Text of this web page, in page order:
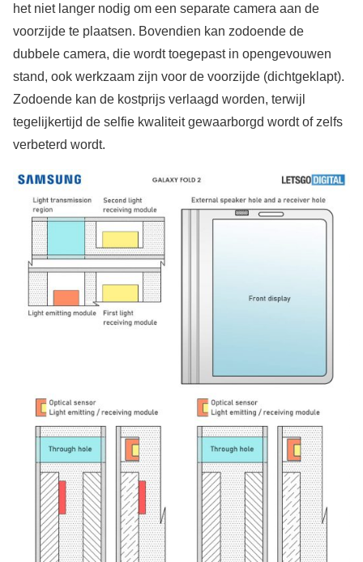
het niet langer nodig om een separate camera aan de
voorzijde te plaatsen. Bovendien kan zodoende de
dubbele camera, die wordt toegepast in opengevouwen
stand, ook werkzaam zijn voor de voorzijde (dichtgeklapt).
Zodoende kan de kostprijs verlaagd worden, terwijl
tegelijkertijd de selfie kwaliteit gewaarborgd wordt of zelfs
verbeterd wordt.